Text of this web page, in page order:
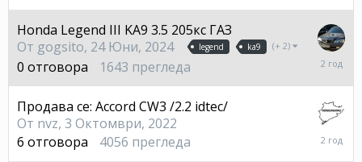
Honda Legend III KA9 3.5 205кс ГАЗ
От gogsito, 24 Юни, 2024 legend ka9 (+ 2)
0 отговора 1643 прегледа
24
Юни,
2024
Продава се: Accord CW3 /2.2 idtec/
От nvz, 3 Октомври, 2022
6 отговора 4056 прегледа
9
Юни,